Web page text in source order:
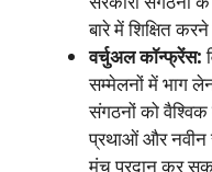
बारे में शिक्षित
वर्चुअल कॉन्फ्रेंस:
सम्मेलनों में भाग
संगठनों को
प्रथाओं और नवीन
मंच प्रदान कर